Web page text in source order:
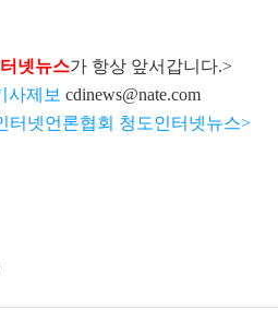
넷뉴스가 항상 앞서갑니다.>
사제보 cdinews@nate.com
터넷언론협회 청도인터넷뉴스>